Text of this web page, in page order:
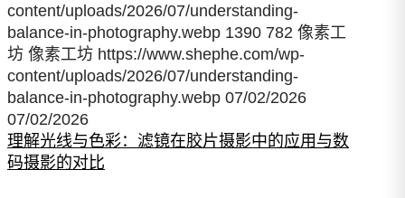
content/uploads/2026/07/understanding-
balance-in-photography.webp 1390 782 像素工
坊 像素工坊 https://www.shephe.com/wp-
content/uploads/2026/07/understanding-
balance-in-photography.webp 07/02/2026
07/02/2026
理解光线与色彩：滤镜在胶片摄影中的应用与数
码摄影的对比